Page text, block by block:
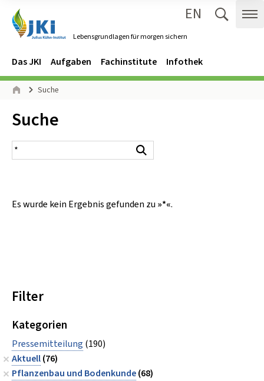
Lebensgrundlagen für morgen sichern
EN
Navigation
Hauptmenü
Das JKI Aufgaben Fachinstitute Infothek
Seitenpfad
Suche
Inhalt:
Suche
Suchergebnis
Es wurde kein Ergebnis gefunden zu »*«.
Filter
Kategorien
Pressemitteilung (190)
Aktuell(76)
Pflanzenbau und Bodenkunde(68)